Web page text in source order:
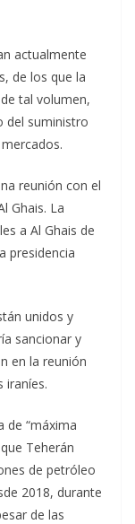
actualmente
de los que la
tal volumen,
del suministro
reunión con el
Ghais. La
a Al Ghais de
presidencia
unidos y
sancionar y
en la reunión
iraníes.
de “máxima
Teherán
de petróleo
2018, durante
de las